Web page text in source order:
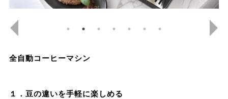
全自動コーヒーマシン
１．豆の違いを手軽に楽しめる